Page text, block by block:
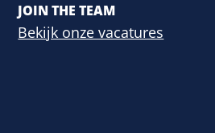
JOIN THE TEAM
Bekijk onze vacatures